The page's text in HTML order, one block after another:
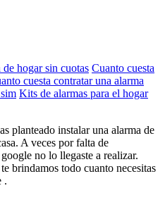
hogar sin cuotas Cuanto cuesta
cuesta contratar una alarma
Kits de alarmas para el hogar
planteado instalar una alarma de
A veces por falta de
no lo llegaste a realizar.
brindamos todo cuanto necesitas
.